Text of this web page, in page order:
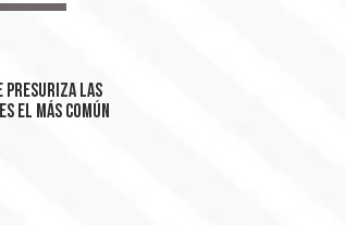
presuriza las
el más común